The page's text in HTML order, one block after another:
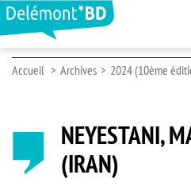
Accueil Archives 2024 (10ème
NEYESTANI,
(IRAN)